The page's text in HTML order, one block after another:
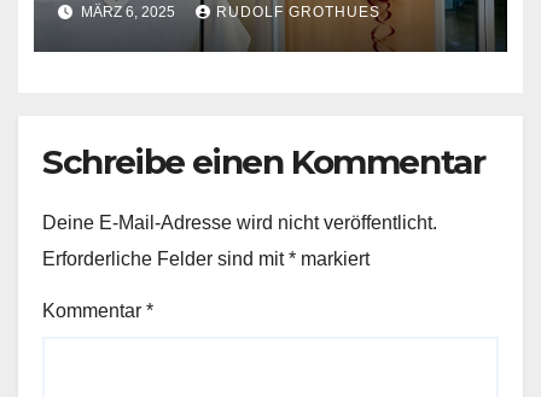
MÄRZ 6, 2025 RUDOLF GROTHUES
Schreibe einen Kommentar
Deine E-Mail-Adresse wird nicht veröffentlicht.
Erforderliche Felder sind mit* markiert
Kommentar *